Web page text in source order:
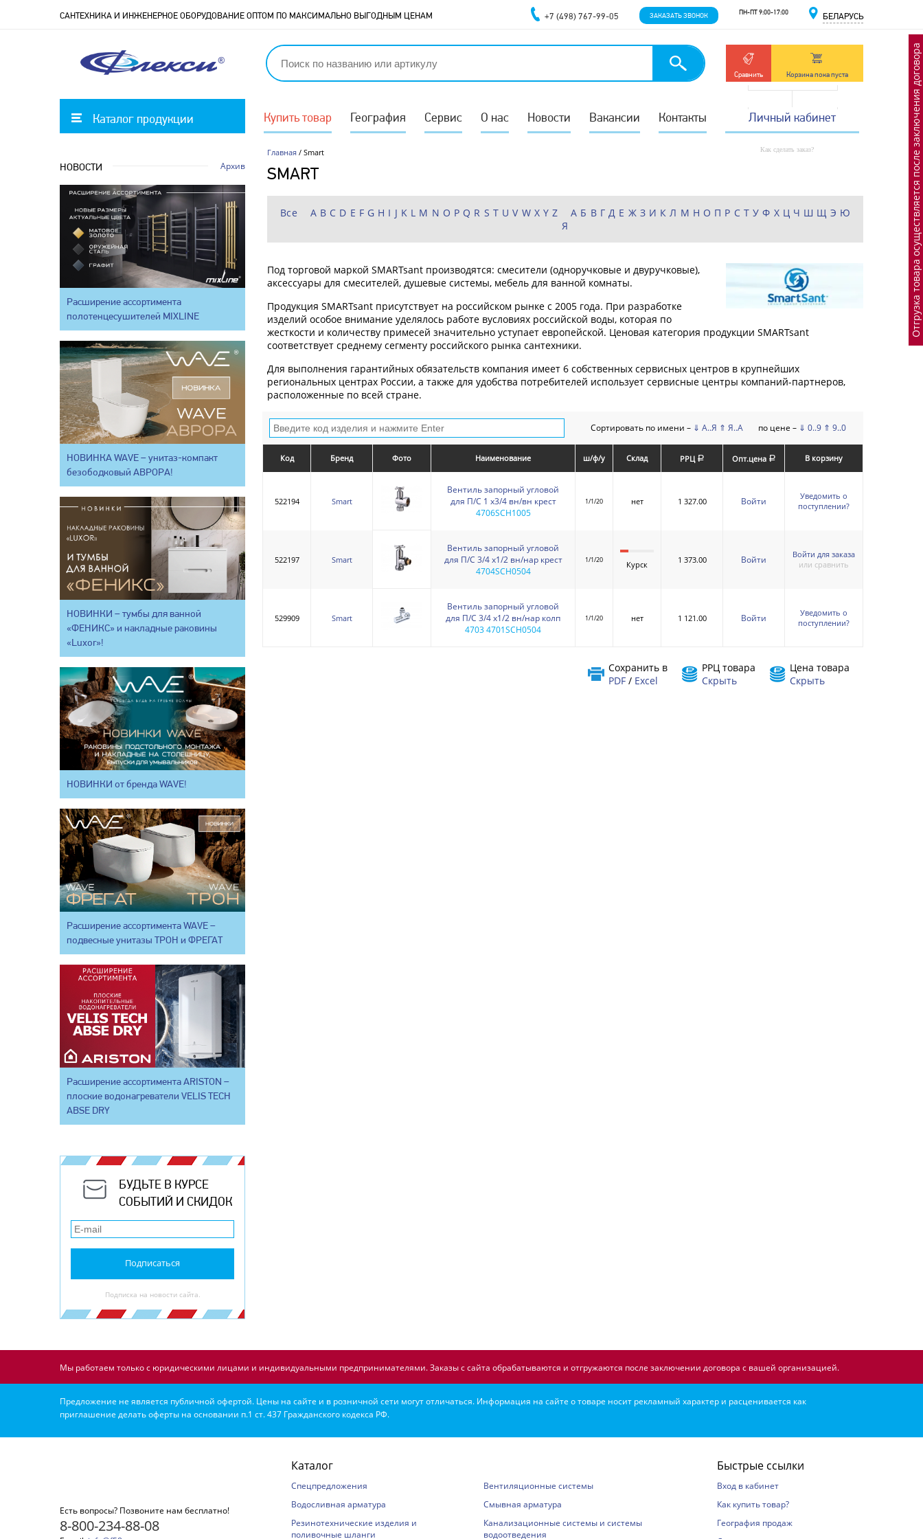
Каталог продукции Купить товар География Сервис О нас Новости Вакансии Контакты Личный кабинет
САНТЕХНИКА И ИНЖЕНЕРНОЕ ОБОРУДОВАНИЕ ОПТОМ ПО МАКСИМАЛЬНО ВЫГОДНЫМ ЦЕНАМ +7 (498) 767-99-05 ЗАКАЗАТЬ ЗВОНОК ПН-ПТ 9:00-17:00 БЕЛАРУСЬ
Сравнить Корзина пока пуста
Как сделать заказ?
Главная / Smart
SMART
Все A B C D E F G H I J K L M N O P Q R S T U V W X Y Z А Б В Г Д Е Ж З И К Л М Н О П Р С Т У Ф Х Ц Ч Ш Щ Э Ю
Я
Под торговой маркой SMARTsant производятся: смесители (одноручковые и двуручковые),
аксессуары для смесителей, душевые системы, мебель для ванной комнаты.
Продукция SMARTsant присутствует на российском рынке с 2005 года. При разработке
изделий особое внимание уделялось работе вусловиях российской воды, которая по
жесткости и количеству примесей значительно уступает европейской. Ценовая категория продукции SMARTsant
соответствует среднему сегменту российского рынка сантехники.
Для выполнения гарантийных обязательств компания имеет 6 собственных сервисных центров в крупнейших
региональных центрах России, а также для удобства потребителей использует сервисные центры компаний-партнеров,
расположенные по всей стране.
Сортировать по имени – ⇓ А..Я ⇑ Я..А по цене – ⇓ 0..9 ⇑ 9..0
Код Бренд Фото Наименование ш/ф/у Склад РРЦ a Опт.цена a В корзину
522194 Smart
Вентиль запорный угловой
для П/С 1 х3/4 вн/вн крест
4706SCH1005
1/1/20 нет 1 327.00 Войти
Уведомить о
поступлении?
522197 Smart
Вентиль запорный угловой
для П/С 3/4 х1/2 вн/нар крест
4704SCH0504
1/1/20 Курск 1 373.00 Войти
Войти для заказа
или сравнить
529909 Smart
Вентиль запорный угловой
для П/С 3/4 х1/2 вн/нар колп
4703 4701SCH0504
1/1/20 нет 1 121.00 Войти
Уведомить о
поступлении?
Цена товара
Скрыть
РРЦ товара
Скрыть
Сохранить в
PDF / Excel
НОВОСТИ Архив
Расширение ассортимента
полотенцесушителей MIXLINE
НОВИНКА WAVE – унитаз-компакт
безободковый АВРОРА!
НОВИНКИ – тумбы для ванной
«ФЕНИКС» и накладные раковины
«Luxor»!
НОВИНКИ от бренда WAVE!
Расширение ассортимента WAVE –
подвесные унитазы ТРОН и ФРЕГАТ
Расширение ассортимента ARISTON –
плоские водонагреватели VELIS TECH
ABSE DRY
БУДЬТЕ В КУРСЕ
СОБЫТИЙ И СКИДОК
Подписаться
Подписка на новости сайта.
Мы работаем только с юридическими лицами и индивидуальными предпринимателями. Заказы с сайта обрабатываются и отгружаются после заключении договора с вашей организацией.
Предложение не является публичной офертой. Цены на сайте и в розничной сети могут отличаться. Информация на сайте о товаре носит рекламный характер и расценивается как
приглашение делать оферты на основании п.1 ст. 437 Гражданского кодекса РФ.
Есть вопросы? Позвоните нам бесплатно!
8-800-234-88-08
Каталог
Спецпредложения
Вентиляционные системы
Водосливная арматура
Смывная арматура
Резинотехнические изделия и
поливочные шланги
Канализационные системы и системы
водоотведения
Быстрые ссылки
Вход в кабинет
Как купить товар?
География продаж
Отгрузка товара осуществляется после заключения договора